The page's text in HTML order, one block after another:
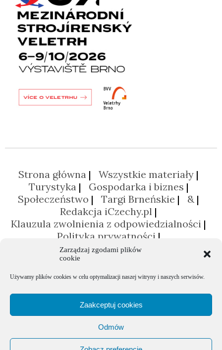
Zarządzaj zgodami plików
cookie
Używamy plików cookies w celu optymalizacji naszej witryny i naszych serwisów.
Zaakceptuj cookies
Odmów
Strona główna
Wszystkie materiały
Turystyka
Gospodarka i biznes
Społeczeństwo
Targi Brneńskie
&
Redakcja iCzechy.pl
Klauzula zwolnienia z odpowiedzialności
Polityka prywatności
Polityka plików cookies (EU)
Portal poświęcony Republice Czeskiej © 2026 Agencja Promocji Eksportu